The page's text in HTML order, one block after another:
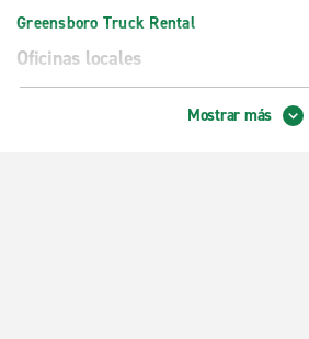
Greensboro Truck Rental
Oficinas locales
Mostrar más